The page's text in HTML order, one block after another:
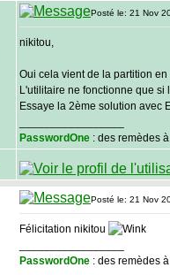
Posté le: 21 Nov
nikitou,
Oui cela vient de la partition
L'utilitaire ne fonctionne que si
Essaye la 2ème solution avec
PasswordOne : des remèdes
Posté le: 21 Nov
Félicitation nikitou
PasswordOne : des remèdes